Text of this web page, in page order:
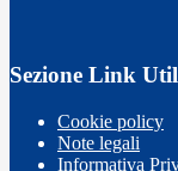
Sezione Link
Cookie policy
Note legali
Informativa